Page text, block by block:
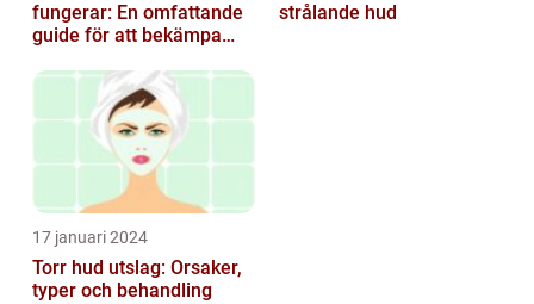
fungerar: En omfattande
guide för att bekämpa
strålande hud
17 januari 2024
Torr hud utslag: Orsaker,
typer och behandling